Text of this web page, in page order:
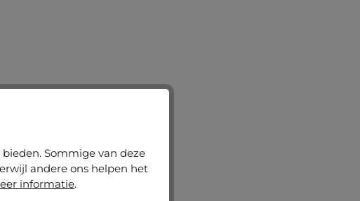
Sommige van deze
andere ons helpen het
informatie.